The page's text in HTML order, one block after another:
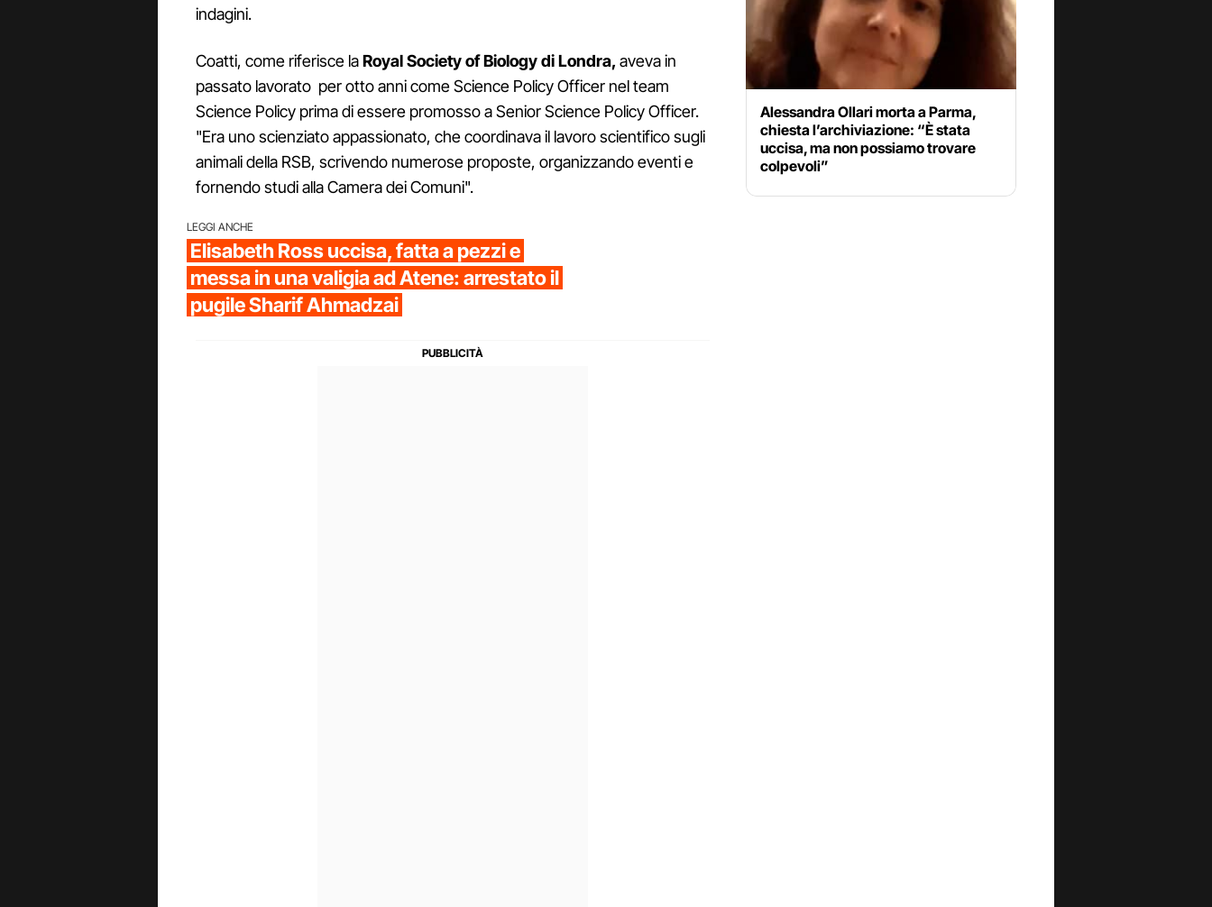
indagini.
Coatti, come riferisce laRoyal Society of Biology di Londra, aveva in
passato lavorato per otto anni come Science Policy Officer nel team
Science Policy prima di essere promosso a Senior Science Policy Officer.
"Era uno scienziato appassionato, che coordinava il lavoro scientifico sugli
animali della RSB, scrivendo numerose proposte, organizzando eventi e
fornendo studi alla Camera dei Comuni".
LEGGI ANCHE
Elisabeth Ross uccisa, fatta a pezzi e
messa in una valigia ad Atene: arrestato il
pugile Sharif Ahmadzai
Alessandra Ollari morta a Parma,
chiesta l’archiviazione: “È stata
uccisa, ma non possiamo trovare
colpevoli”